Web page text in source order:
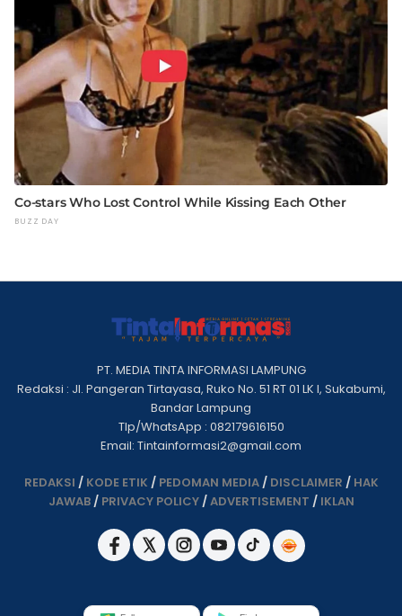
PT. MEDIA TINTA INFORMASI LAMPUNG
Redaksi : Jl. Pangeran Tirtayasa, Ruko No. 51 RT 01 LK I, Sukabumi,
Bandar Lampung
Tlp/WhatsApp : 082179616150
Email: Tintainformasi2@gmail.com
REDAKSI / KODE ETIK / PEDOMAN MEDIA/ DISCLAIMER / HAK
JAWAB/ PRIVACY POLICY/ADVERTISEMENT / IKLAN